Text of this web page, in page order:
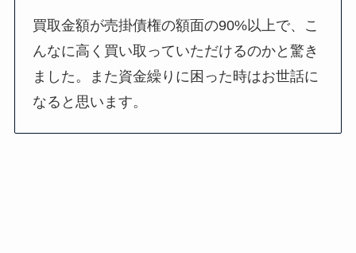
買取金額が売掛債権の額面の90%以上で、こ
んなに高く買い取っていただけるのかと驚き
ました。また資金繰りに困った時はお世話に
なると思います。